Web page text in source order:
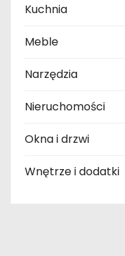
Kuchnia
Meble
Narzędzia
Nieruchomości
Okna i drzwi
Wnętrze i dodatki